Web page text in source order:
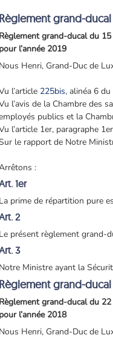
Règlement grand-
Règlement grand-ducal du
pour l’année 2019
Nous Henri, Grand-Duc de
l’article 225bis, alinéa 6
l’avis de la Chambre des
publics et la
l’article 1er, paragraphe
le rapport de Notre
:
1er
La prime de répartition pure
2
Le présent règlement grand-
3
Notre Ministre ayant la
Règlement grand-
Règlement grand-ducal du
pour l’année 2018
Nous Henri, Grand-Duc de